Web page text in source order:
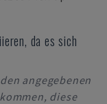
da es sich
angegebenen
diese